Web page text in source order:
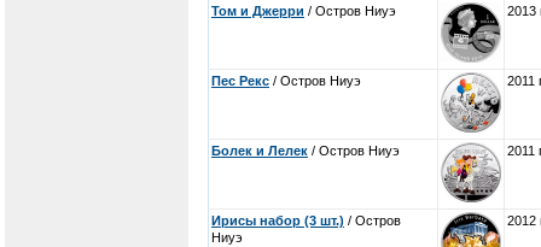
Том и Джерри / Остров Ниуэ 2013
Пес Рекс / Остров Ниуэ 2011
Болек и Лелек / Остров Ниуэ 2011
Ирисы набор (3 шт.) / Остров
Ниуэ
2012